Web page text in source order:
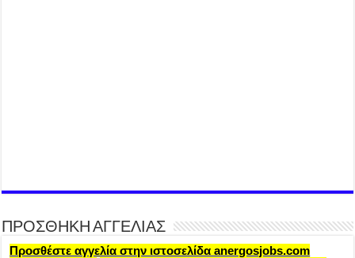
ΠΡΟΣΘΗΚΗ ΑΓΓΕΛΙΑΣ
Προσθέστε αγγελία στην ιστοσελίδα anergosjobs.com